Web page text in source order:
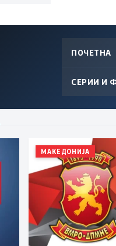
ПОЧЕТНА
СЕРИИ И
МАКЕДОНИЈА